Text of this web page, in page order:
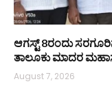
ಆಗಸ್ಟ್ 8ರಂದು
ತಾಲೂಕು ಮಾದರ
August 7, 2026